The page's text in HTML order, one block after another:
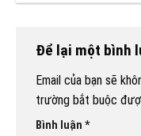
Để lại một bình
Email của bạn sẽ
trường bắt buộc
Bình luận *